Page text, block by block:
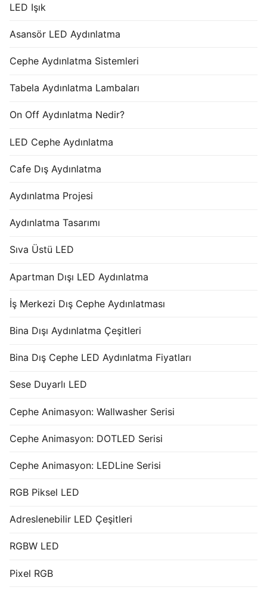
LED Işık
Asansör LED Aydınlatma
Cephe Aydınlatma Sistemleri
Tabela Aydınlatma Lambaları
On Off Aydınlatma Nedir?
LED Cephe Aydınlatma
Cafe Dış Aydınlatma
Aydınlatma Projesi
Aydınlatma Tasarımı
Sıva Üstü LED
Apartman Dışı LED Aydınlatma
İş Merkezi Dış Cephe Aydınlatması
Bina Dışı Aydınlatma Çeşitleri
Bina Dış Cephe LED Aydınlatma Fiyatları
Sese Duyarlı LED
Cephe Animasyon: Wallwasher Serisi
Cephe Animasyon: DOTLED Serisi
Cephe Animasyon: LEDLine Serisi
RGB Piksel LED
Adreslenebilir LED Çeşitleri
RGBW LED
Pixel RGB